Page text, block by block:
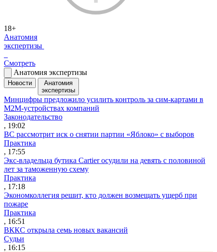
18+
Анатомия
экспертизы
Смотреть
Анатомия экспертизы
Новости
Анатомия
экспертизы
Минцифры предложило усилить контроль за сим-картами в
M2M-устройствах компаний
Законодательство
, 19:02
ВС рассмотрит иск о снятии партии «Яблоко» с выборов
Практика
, 17:55
Экс-владельца бутика Cartier осудили на девять с половиной
лет за таможенную схему
Практика
, 17:18
Экономколлегия решит, кто должен возмещать ущерб при
пожаре
Практика
, 16:51
ВККС открыла семь новых вакансий
Судьи
, 16:15